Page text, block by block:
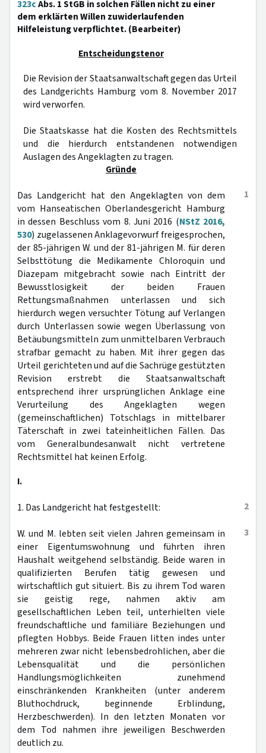
323cAbs. 1 StGB in solchen Fällen nicht zu einer
dem erklärten Willen zuwiderlaufenden
Hilfeleistung verpflichtet. (Bearbeiter)
Entscheidungstenor
Die Revision der Staatsanwaltschaft gegen das Urteil
des Landgerichts Hamburg vom 8. November 2017
wird verworfen.
Die Staatskasse hat die Kosten des Rechtsmittels
und die hierdurch entstandenen notwendigen
Auslagen des Angeklagten zu tragen.
Gründe
1
Das Landgericht hat den Angeklagten von dem
vom Hanseatischen Oberlandesgericht Hamburg
in dessen Beschluss vom 8. Juni 2016 (NStZ 2016,
530) zugelassenen Anklagevorwurf freigesprochen,
der 85-jährigen W. und der 81-jährigen M. für deren
Selbsttötung die Medikamente Chloroquin und
Diazepam mitgebracht sowie nach Eintritt der
Bewusstlosigkeit der beiden Frauen
Rettungsmaßnahmen unterlassen und sich
hierdurch wegen versuchter Tötung auf Verlangen
durch Unterlassen sowie wegen Überlassung von
Betäubungsmitteln zum unmittelbaren Verbrauch
strafbar gemacht zu haben. Mit ihrer gegen das
Urteil gerichteten und auf die Sachrüge gestützten
Revision erstrebt die Staatsanwaltschaft
entsprechend ihrer ursprünglichen Anklage eine
Verurteilung des Angeklagten wegen
(gemeinschaftlichen) Totschlags in mittelbarer
Täterschaft in zwei tateinheitlichen Fällen. Das
vom Generalbundesanwalt nicht vertretene
Rechtsmittel hat keinen Erfolg.
I.
2
1. Das Landgericht hat festgestellt:
3
W. und M. lebten seit vielen Jahren gemeinsam in
einer Eigentumswohnung und führten ihren
Haushalt weitgehend selbständig. Beide waren in
qualifizierten Berufen tätig gewesen und
wirtschaftlich gut situiert. Bis zu ihrem Tod waren
sie geistig rege, nahmen aktiv am
gesellschaftlichen Leben teil, unterhielten viele
freundschaftliche und familiäre Beziehungen und
pflegten Hobbys. Beide Frauen litten indes unter
mehreren zwar nicht lebensbedrohlichen, aber die
Lebensqualität und die persönlichen
Handlungsmöglichkeiten zunehmend
einschränkenden Krankheiten (unter anderem
Bluthochdruck, beginnende Erblindung,
Herzbeschwerden). In den letzten Monaten vor
dem Tod nahmen ihre jeweiligen Beschwerden
deutlich zu.